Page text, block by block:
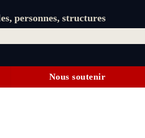
personnes, structures
Nous soutenir